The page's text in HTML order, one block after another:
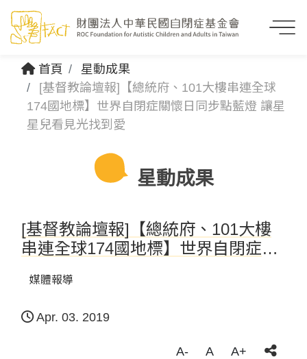
首頁
星動成果
[基督教論壇報]【總統府、101大樓串連全球
174國地標】世界自閉症關懷日同步點藍燈 讓星
星兒看見光找到愛
星動成果
[基督教論壇報]【總統府、101大樓
串連全球174國地標】世界自閉症關
到愛
媒體報導
Apr. 03. 2019
A- A A+